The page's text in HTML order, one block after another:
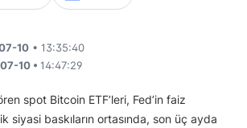
10 • 13:35:40
10 • 14:47:29
spot Bitcoin ETF’leri, Fed’in faiz
siyasi baskıların ortasında, son üç ayda